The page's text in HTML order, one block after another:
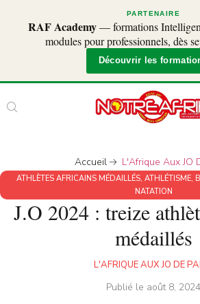
PARTENAIRE
RAF Academy— formations
modules pour professionnels, dès
Découvrir les
Accueil L'Afrique Aux JO
ATHLÈTES AFRICAINS MÉDAILLÉS, ATHLÉTISME,
NATATION
J.O 2024 : treize
médaillés
L'AFRIQUE AUX JO DE
Publié le août 8, 2024